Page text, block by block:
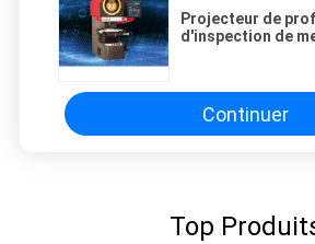
Projecteur de
d'inspection de
Continuer
Top